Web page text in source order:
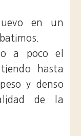
en un
a poco el
hasta
y denso
de la